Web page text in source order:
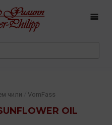
OIL
чили VomFass